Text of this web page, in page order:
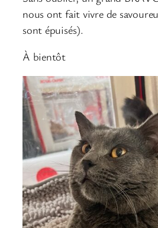
nous ont fait vivre de
sont épuisés).
À bientôt